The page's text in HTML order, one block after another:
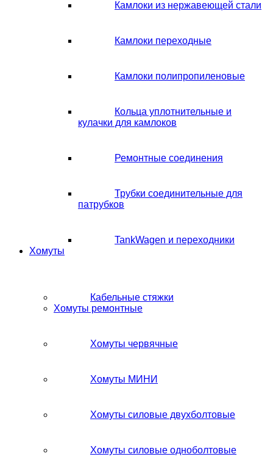
Камлоки из нержавеющей стали
Камлоки переходные
Камлоки полипропиленовые
Кольца уплотнительные и
кулачки для камлоков
Ремонтные соединения
Трубки соединительные для
патрубков
TankWagen и переходники
Хомуты
Кабельные стяжки
Хомуты ремонтные
Хомуты червячные
Хомуты МИНИ
Хомуты силовые двухболтовые
Хомуты силовые одноболтовые